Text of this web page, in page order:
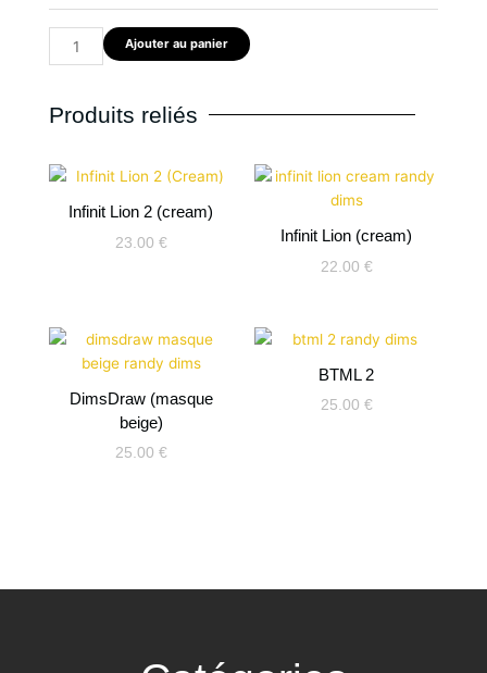
(col
Ajouter au panier
Produits reliés
Infinit Lion 2 (cream)
23.00 € Infinit Lion (cream)
22.00 €
DimsDraw (masque
beige)
25.00 €
BTML 2
25.00 €